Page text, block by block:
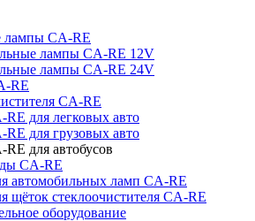
лампы CA-RE
лампы CA-RE 12V
лампы CA-RE 24V
RE
CA-RE
для легковых авто
для грузовых авто
для автобусов
CA-RE
автомобильных ламп CA-RE
щёток стеклоочистителя CA-RE
оборудование